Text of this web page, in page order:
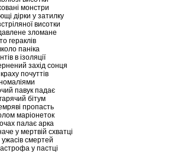
монстри
дірки у затилку
висотки
зломане
гераклів
паніка
в ізоляції
захід сонця
краху почуттів
павук падає
бітум
пропасть
маріонеток
палає арка
у мертвій схватці
ужасів смертей
у пастці